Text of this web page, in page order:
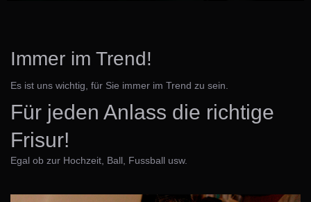
Immer im Trend!
Es ist uns wichtig, für Sie immer im Trend zu sein.
Für jeden Anlass die richtige
Frisur!
Egal ob zur Hochzeit, Ball, Fussball usw.